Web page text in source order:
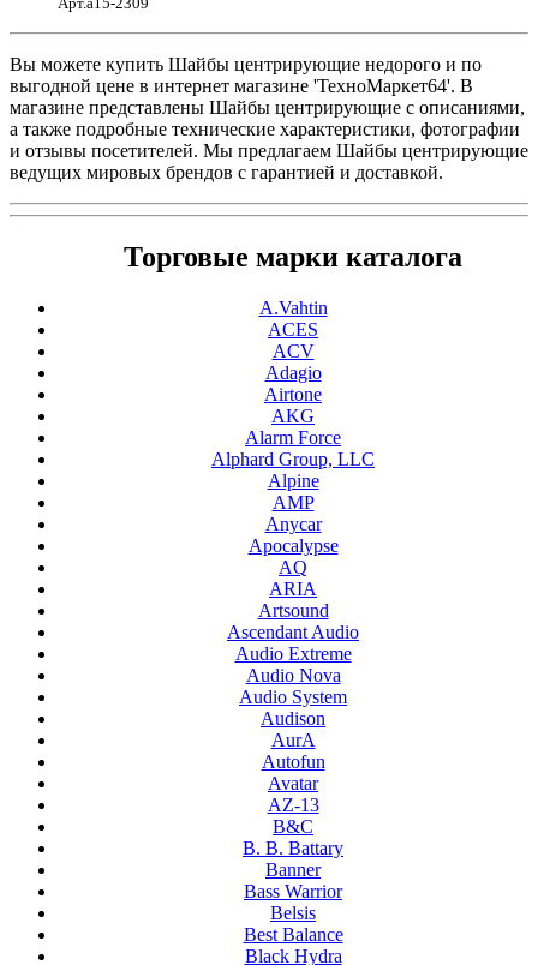
Вы можете купить Шайбы центрирующие недорого и по
выгодной цене в интернет магазине 'ТехноМаркет64'. В
магазине представлены Шайбы центрирующие с описаниями,
а также подробные технические характеристики, фотографии
и отзывы посетителей. Мы предлагаем Шайбы центрирующие
ведущих мировых брендов с гарантией и доставкой.
Торговые марки каталога
A.Vahtin
ACES
ACV
Adagio
Airtone
AKG
Alarm Force
Alphard Group, LLC
Alpine
AMP
Anycar
Apocalypse
AQ
ARIA
Artsound
Ascendant Audio
Audio Extreme
Audio Nova
Audio System
Audison
AurA
Autofun
Avatar
AZ-13
B&C
B. B. Battary
Banner
Bass Warrior
Belsis
Best Balance
Black Hydra